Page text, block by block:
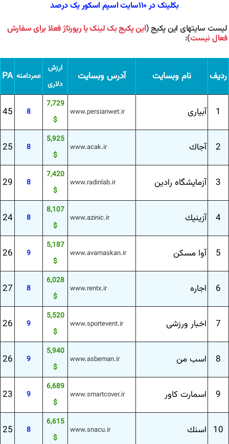
بکلینک در ۱۱۰سایت اسپم اسکور یک درصد
لیست سایتهای این پکیج (این پکیج بک لینک یا رپورتاژ فعلا برای سفارش
فعال نیست):
ردیف نام وبسایت آدرس وبسایت
ارزش
دلاری
عمردامنه PA
1 آبیاری www.persianwet.ir
7,729
$
8
45
2 آجاك www.acak.ir
5,925
$
8
25
3 آزمایشگاه رادین www.radinlab.ir
7,420
$
8
29
4 آزینیك www.azinic.ir
8,107
$
8
24
5 آوا مسكن www.avamaskan.ir
5,187
$
9
26
6 اجاره www.rentx.ir
6,028
$
8
27
7 اخبار ورزشی www.sportevent.ir
5,520
$
9
26
8 اسب من www.asbeman.ir
5,940
$
9
26
9 اسمارت كاور www.smartcover.ir
6,689
$
9
23
10 اسنك www.snacu.ir
6,615
$
8
25